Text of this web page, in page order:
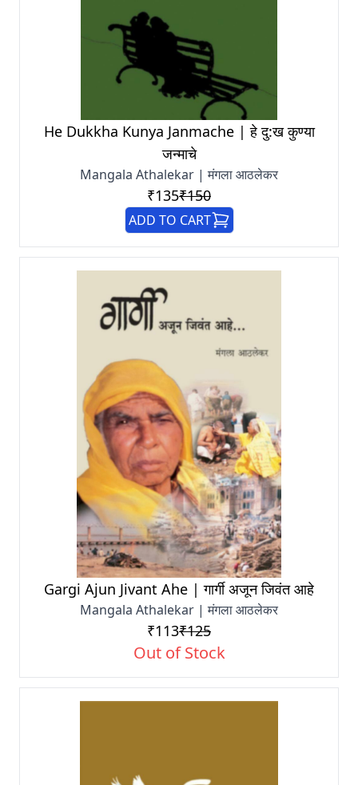
He Dukkha Kunya Janmache | हे दु:ख कुण्या
जन्माचे
Mangala Athalekar | मंगला आठलेकर
₹135₹150
ADD TO CART
Gargi Ajun Jivant Ahe | गार्गी अजून जिवंत आहे
Mangala Athalekar | मंगला आठलेकर
₹113₹125
Out of Stock